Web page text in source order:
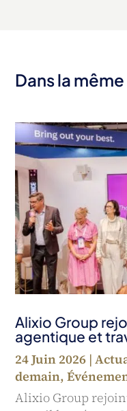
Dans la
Alixio Group
agentique et
24 Juin 2026 |
demain,
Alixio Group